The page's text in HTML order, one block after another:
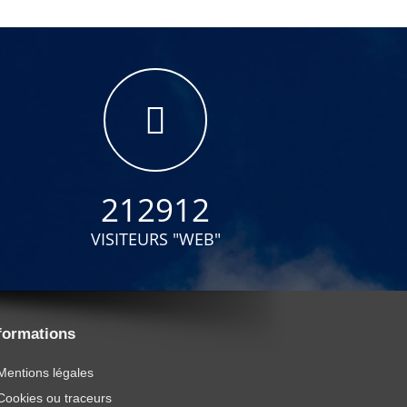
212912
VISITEURS "WEB"
légales
ou traceurs